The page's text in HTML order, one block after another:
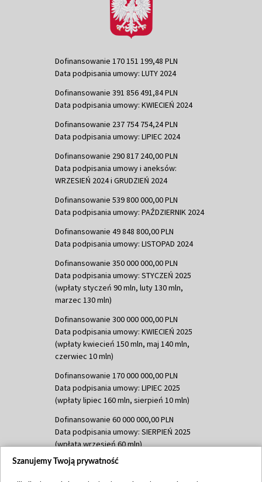
Dofinansowanie 170 151 199,48 PLN
Data podpisania umowy: LUTY 2024
Dofinansowanie 391 856 491,84 PLN
Data podpisania umowy: KWIECIEŃ 2024
Dofinansowanie 237 754 754,24 PLN
Data podpisania umowy: LIPIEC 2024
Dofinansowanie 290 817 240,00 PLN
Data podpisania umowy i aneksów:
WRZESIEŃ 2024 i GRUDZIEŃ 2024
Dofinansowanie 539 800 000,00 PLN
Data podpisania umowy: PAŹDZIERNIK 2024
Dofinansowanie 49 848 800,00 PLN
Data podpisania umowy: LISTOPAD 2024
Dofinansowanie 350 000 000,00 PLN
Data podpisania umowy: STYCZEŃ 2025
(wpłaty styczeń 90 mln, luty 130 mln,
marzec 130 mln)
Dofinansowanie 300 000 000,00 PLN
Data podpisania umowy: KWIECIEŃ 2025
(wpłaty kwiecień 150 mln, maj 140 mln,
czerwiec 10 mln)
Dofinansowanie 170 000 000,00 PLN
Data podpisania umowy: LIPIEC 2025
(wpłaty lipiec 160 mln, sierpień 10 mln)
Dofinansowanie 60 000 000,00 PLN
Data podpisania umowy: SIERPIEŃ 2025
(wpłata wrzesień 60 mln)
Dofinansowanie 635 783 051,21 PLN
Szanujemy Twoją prywatność